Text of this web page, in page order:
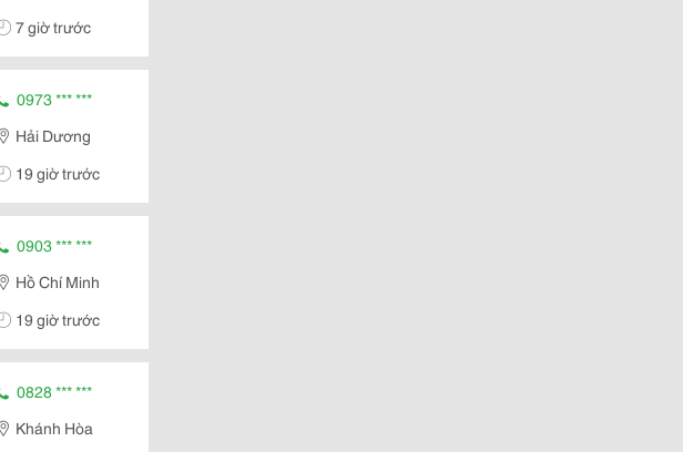
7 giờ trước
0973 *** ***
Hải Dương
19 giờ trước
0903 *** ***
Hồ Chí Minh
19 giờ trước
0828 *** ***
Khánh Hòa